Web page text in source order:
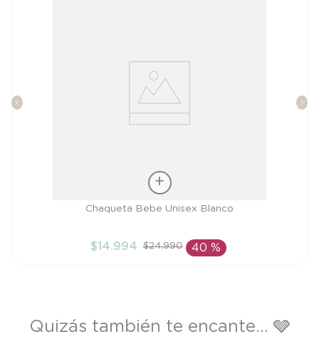
AÑADIR AL CARRITO
Chaqueta Bebe Unisex Blanco
$14.994 $24.990 40 %
Quizás también te encante... 🩶